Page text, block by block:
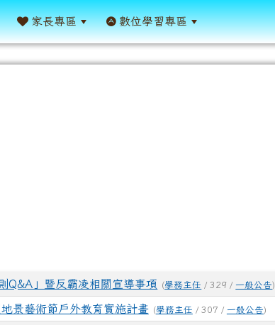
家長專區 數位學習專區
Q&A」暨反霸凌相關宣導事項 (學務主任 / 329 / 一般公告)
景藝術節戶外教育實施計畫 (學務主任 / 307 / 一般公告)